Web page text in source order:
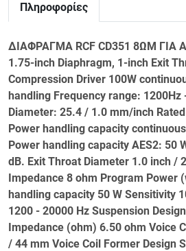
Πληροφορίες
ΔΙΑΦΡΑΓΜΑ RCF CD351 8ΩΜ ΓΙΑ
1.75-inch Diaphragm, 1-inch Exit
Compression Driver 100W
handling Frequency range: 1200Hz
Diameter: 25.4 / 1.0 mm/inch
Power handling capacity
Power handling capacity AES2: 50
dB. Exit Throat Diameter 1.0 inch /
Impedance 8 ohm Program Power
handling capacity 50 W Sensitivity
1200 - 20000 Hz Suspension
Impedance (ohm) 6.50 ohm Voice
/ 44 mm Voice Coil Former Design